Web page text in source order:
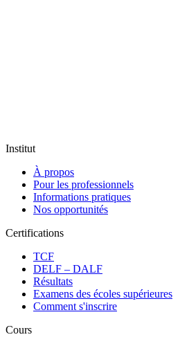
Institut
À propos
Pour les professionnels
Informations pratiques
Nos opportunités
Certifications
TCF
DELF – DALF
Résultats
Examens des écoles supérieures
Comment s'inscrire
Cours